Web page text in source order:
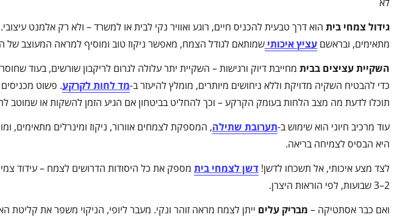
גידול צמחי בית הוא דרך טבעית להכניס חיים, רוגע ואוויר נקי לבית או למשרד – ולא רק אלמנט
מתאימים, ובראשם עציץ איכותי שמותאם לגודל הצמח, מאפשר ניקוז טוב ומוסיף למראה המעוצב של
השקיית עציצים בבית מחייבת דיוק ורגישות – השקיית יתר עלולה לגרום לריקבון שורשים, בעוד
כדי להבטיח השקיה מדויקת וללא ניחושים מיותרים, מומלץ להיעזר ב-מד לחות לקרקע. פשוט
תוכלו לדעת מה מצב הלחות בעומק הקרקע – וכך להחליט בביטחון אם הגיע הזמן להשקות או שמוטב
עוד מרכיב חיוני הוא שימוש ב-תערובת שתילה, המספקת לצמחים אוורור, ניקוז ומינרלים מתאימים,
היא הבסיס לצמיחה בריאה.
לצד מצע איכותי, אל תשכחו לדשן! דשן לצמחי בית מספק את כל היסודות הדרושים לצמח – עידוד
2–3 שבועות, לפי הוראות היצרן.
ואם כבר אסתטיקה – מבריק עלים ייתן לצמח מראה זוהר ונקי. מעבר ליופי, הניקוי משפר את קליטת